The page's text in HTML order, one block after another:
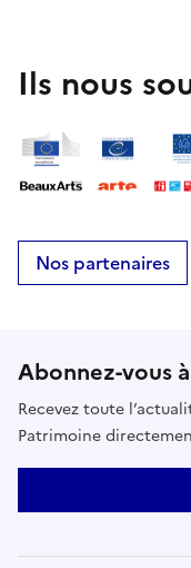
Ils nous
Nos partenaires
Abonnez-vous
Recevez toute
Patrimoine